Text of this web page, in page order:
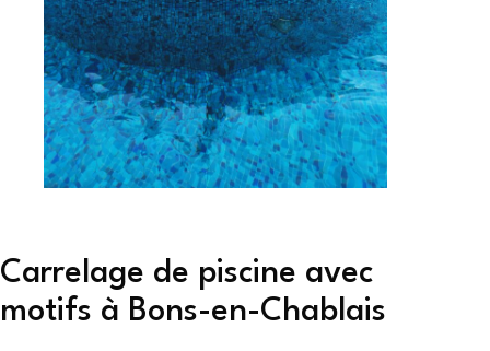
Carrelage de piscine avec
motifs à Bons-en-Chablais